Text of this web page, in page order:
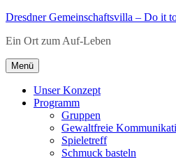
Zum
springen
Dresdner Gemeinschaftsvilla – Do it
Ein Ort zum Auf-Leben
Menü
Unser Konzept
Programm
Gruppen
Gewaltfreie
Spieletreff
Schmuck basteln